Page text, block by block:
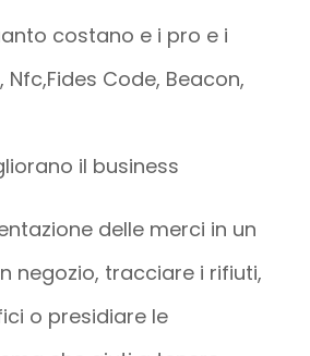
costano e i pro e i
Code, Beacon,
il business
delle merci in un
negozio, tracciare i rifiuti,
o presidiare le